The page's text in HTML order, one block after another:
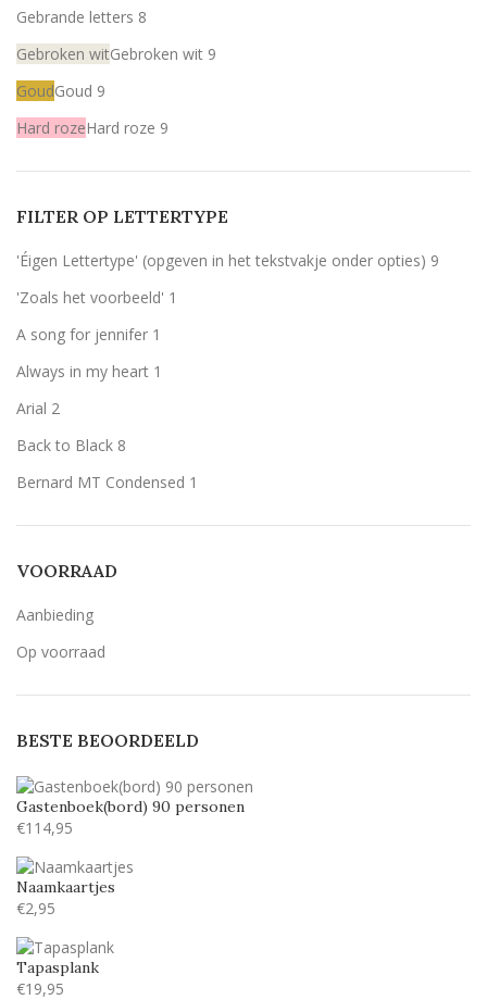
Gebrande letters 8
Gebroken witGebroken wit 9
GoudGoud 9
Hard rozeHard roze 9
WitWit
FILTER OP LETTERTYPE
'Éigen Lettertype' (opgeven in het tekstvakje onder opties) 9
'Zoals het voorbeeld' 1
A song for jennifer 1
Always in my heart 1
Arial 2
Back to Black 8
Bernard MT Condensed 1
Geen belettering
Lavenderia
Lucida handwriting 9
Monotype corosiva 9
Stea 1
Stencil
Tamarillo JF 8
VOORRAAD
Aanbieding
Op voorraad
BESTE BEOORDEELD
Gastenboek(bord) 90 personen
€114,95
Naamkaartjes
€2,95
Tapasplank
€19,95